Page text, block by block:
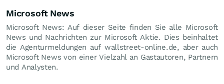
Microsoft News
Microsoft News: Auf dieser Seite finden Sie alle Microsoft
News und Nachrichten zur Microsoft Aktie. Dies beinhaltet
die Agenturmeldungen auf wallstreet-online.de, aber auch
Microsoft News von einer Vielzahl an Gastautoren, Partnern
und Analysten.